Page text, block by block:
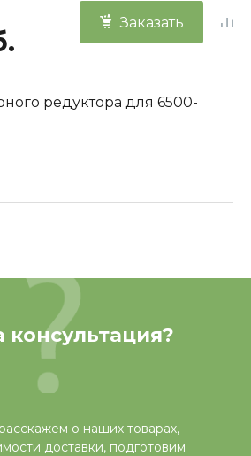
Заказать
редуктора для 6500-
о наших товарах,
доставки, подготовим